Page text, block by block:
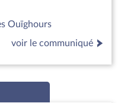
Ouïghours
voir le communiqué